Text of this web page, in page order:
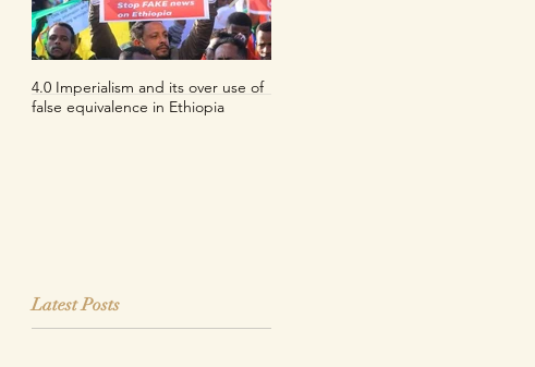
4.0 Imperialism and its over use of
false equivalence in Ethiopia
Latest Posts